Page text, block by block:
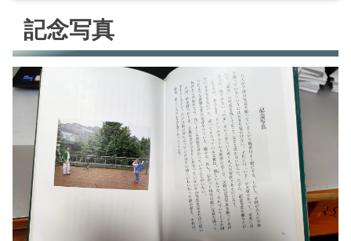
記念写真
名もない街
【まとめ】旅の写真に一言添えて
今回紹介した商品
著者 沢木耕太郎さんのオススメの書籍紹介
記念写真